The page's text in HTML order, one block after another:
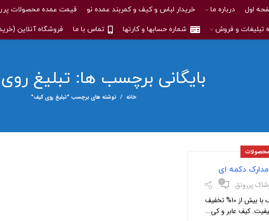
اول درباره ما خریدار لباس و کیف و کمربند عمده نو قیمت عمده محصولات
تبلیغات و فروش شماره حسابها و کارتها تماس با ما فروشگاه آنلاین
بایگانی برچسب ها: تبلیغ
خانه نوشته های برچسب "تبلیغ روی کیف"
دکمه ای
پررونق ۰
پخش عمده کیف پول و کیف مدارک با بیش از 10% تخفیف
کیف عابر و کی...